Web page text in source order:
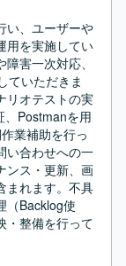
い、ユーザーや
用を実施してい
害一次対応、
ていただきま
リオテストの実
、Postmanを用
業補助を行っ
い合わせへの一
ンス・更新、画
まれます。不具
（Backlog使
・整備を行って